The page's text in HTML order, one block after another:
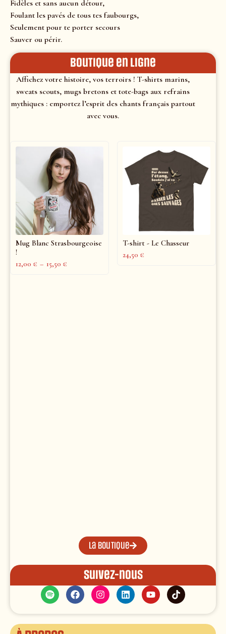
Fidèles et sans aucun détour,
Foulant les pavés de tous tes faubourgs,
Seulement pour te porter secours
Sauver ou périr.
Boutique en ligne
Affichez votre histoire, vos terroirs ! T-shirts marins,
sweats scouts, mugs bretons et tote-bags aux refrains
mythiques : emportez l’esprit des chants français partout
avec vous.
Mug Blanc Strasbourgeoise
!
12,00 € – 15,50 €
T-shirt - Le Chasseur
24,50 €
La boutique
Suivez-nous